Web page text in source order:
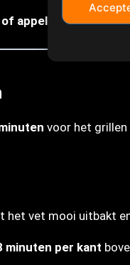
appel
voor het
het vet mooi uitbakt
minuten per kant